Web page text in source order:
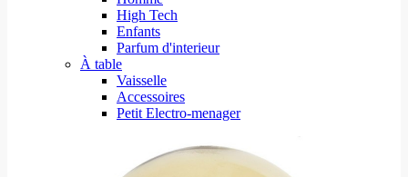
High Tech
Enfants
Parfum d'interieur
À table
Vaisselle
Accessoires
Petit Electro-menager